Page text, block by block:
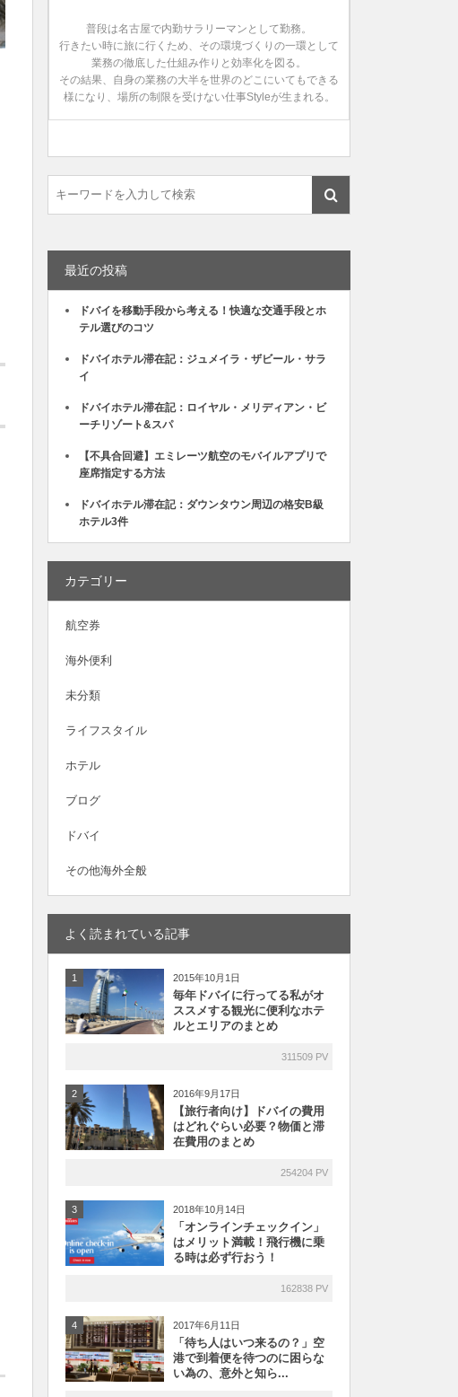
普段は名古屋で内勤サラリーマンとして勤務。
行きたい時に旅に行くため、その環境づくりの一環として
業務の徹底した仕組み作りと効率化を図る。
その結果、自身の業務の大半を世界のどこにいてもできる
様になり、場所の制限を受けない仕事Styleが生まれる。
最近の投稿
ドバイを移動手段から考える！快適な交通手段とホ
テル選びのコツ
ドバイホテル滞在記：ジュメイラ・ザビール・サラ
イ
ドバイホテル滞在記：ロイヤル・メリディアン・ビ
ーチリゾート&スパ
【不具合回避】エミレーツ航空のモバイルアプリで
座席指定する方法
ドバイホテル滞在記：ダウンタウン周辺の格安B級
ホテル3件
カテゴリー
航空券
海外便利
未分類
ライフスタイル
ホテル
ブログ
ドバイ
その他海外全般
よく読まれている記事
1 2015年10月1日
毎年ドバイに行ってる私がオ
ススメする観光に便利なホテ
ルとエリアのまとめ
311509 PV
2 2016年9月17日
【旅行者向け】ドバイの費用
はどれぐらい必要？物価と滞
在費用のまとめ
254204 PV
3 2018年10月14日
「オンラインチェックイン」
はメリット満載！飛行機に乗
る時は必ず行おう！
162838 PV
4 2017年6月11日
「待ち人はいつ来るの？」空
港で到着便を待つのに困らな
い為の、意外と知ら...